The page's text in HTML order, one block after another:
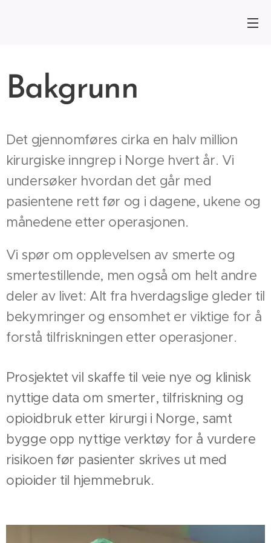
Bakgrunn
Det gjennomføres cirka en halv million
kirurgiske inngrep i Norge hvert år. Vi
undersøker hvordan det går med
pasientene rett før og i dagene, ukene og
månedene etter operasjonen.
Vi spør om opplevelsen av smerte og
smertestillende, men også om helt andre
deler av livet: Alt fra hverdagslige gleder til
bekymringer og ensomhet er viktige for å
forstå tilfriskningen etter operasjoner.
Prosjektet vil skaffe til veie nye og klinisk
nyttige data om smerter, tilfriskning og
opioidbruk etter kirurgi i Norge, samt
bygge opp nyttige verktøy for å vurdere
risikoen før pasienter skrives ut med
opioider til hjemmebruk.